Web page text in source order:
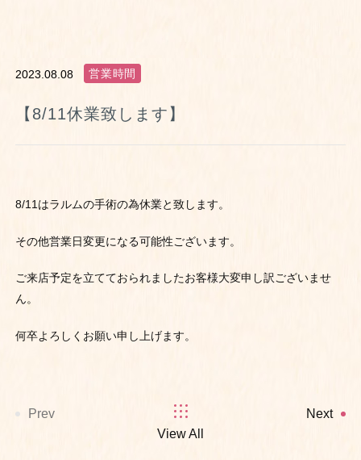
2023.08.08 営業時間
【8/11休業致します】
8/11はラルムの手術の為休業と致します。
その他営業日変更になる可能性ございます。
ご来店予定を立てておられましたお客様大変申し訳ございませ
ん。
何卒よろしくお願い申し上げます。
Prev
View All
Next